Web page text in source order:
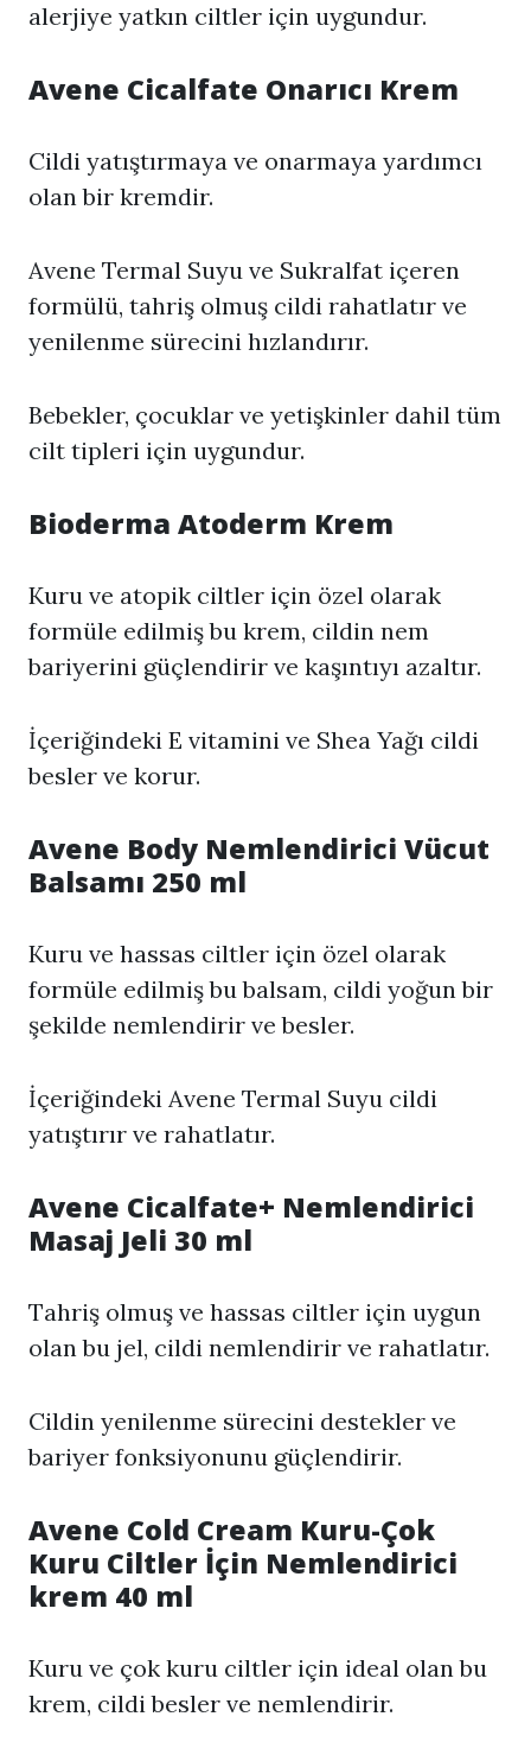
alerjiye yatkın ciltler için uygundur.
Avene Cicalfate Onarıcı Krem
Cildi yatıştırmaya ve onarmaya yardımcı
olan bir kremdir.
Avene Termal Suyu ve Sukralfat içeren
formülü, tahriş olmuş cildi rahatlatır ve
yenilenme sürecini hızlandırır.
Bebekler, çocuklar ve yetişkinler dahil tüm
cilt tipleri için uygundur.
Bioderma Atoderm Krem
Kuru ve atopik ciltler için özel olarak
formüle edilmiş bu krem, cildin nem
bariyerini güçlendirir ve kaşıntıyı azaltır.
İçeriğindeki E vitamini ve Shea Yağı cildi
besler ve korur.
Avene Body Nemlendirici Vücut
Balsamı 250 ml
Kuru ve hassas ciltler için özel olarak
formüle edilmiş bu balsam, cildi yoğun bir
şekilde nemlendirir ve besler.
İçeriğindeki Avene Termal Suyu cildi
yatıştırır ve rahatlatır.
Avene Cicalfate+ Nemlendirici
Masaj Jeli 30 ml
Tahriş olmuş ve hassas ciltler için uygun
olan bu jel, cildi nemlendirir ve rahatlatır.
Cildin yenilenme sürecini destekler ve
bariyer fonksiyonunu güçlendirir.
Avene Cold Cream Kuru-Çok
Kuru Ciltler İçin Nemlendirici
krem 40 ml
Kuru ve çok kuru ciltler için ideal olan bu
krem, cildi besler ve nemlendirir.